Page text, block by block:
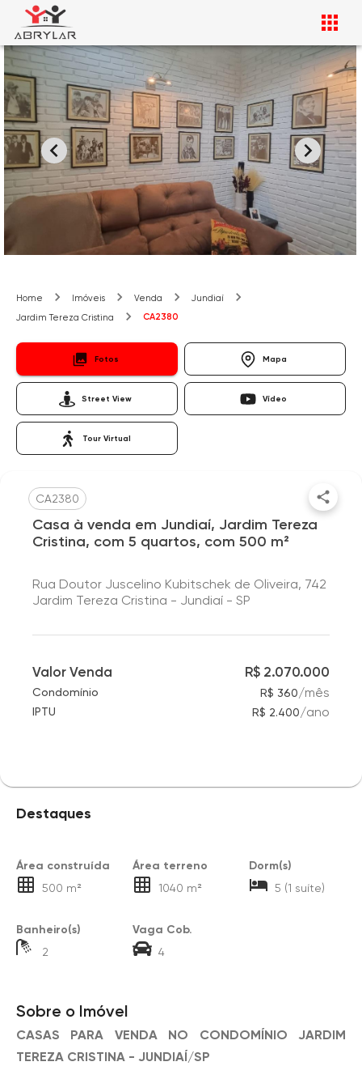
Home Imóveis Venda
Jundiaí
Jardim Tereza Cristina
CA2380
Fotos Mapa
Street View Vídeo
Tour Virtual
CA2380
Casa à venda em Jundiaí, Jardim Tereza
Cristina, com 5 quartos, com 500 m²
Rua Doutor Juscelino Kubitschek de Oliveira, 742
Jardim Tereza Cristina - Jundiaí - SP
Valor Venda R$ 2.070.000
Condomínio R$ 360/mês
IPTU R$ 2.400/ano
Destaques
Área construída
500 m²
Área terreno
1040 m²
Dorm(s)
5 (1 suíte)
Banheiro(s)
2
Vaga Cob.
4
Sobre o Imóvel
CASAS PARA VENDA NO CONDOMÍNIO JARDIM
TEREZA CRISTINA - JUNDIAÍ/SP